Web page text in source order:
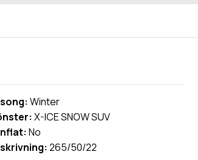
Winter
X-ICE SNOW SUV
No
265/50/22